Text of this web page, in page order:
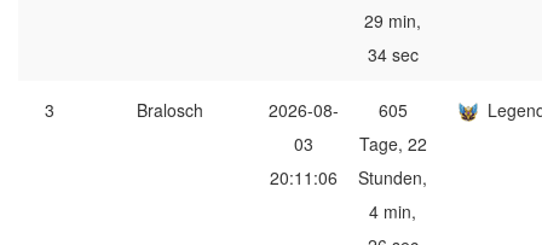
29 min,
34 sec
3 Bralosch
2026-08-
03
20:11:06
605
Tage, 22
Stunden,
4 min,